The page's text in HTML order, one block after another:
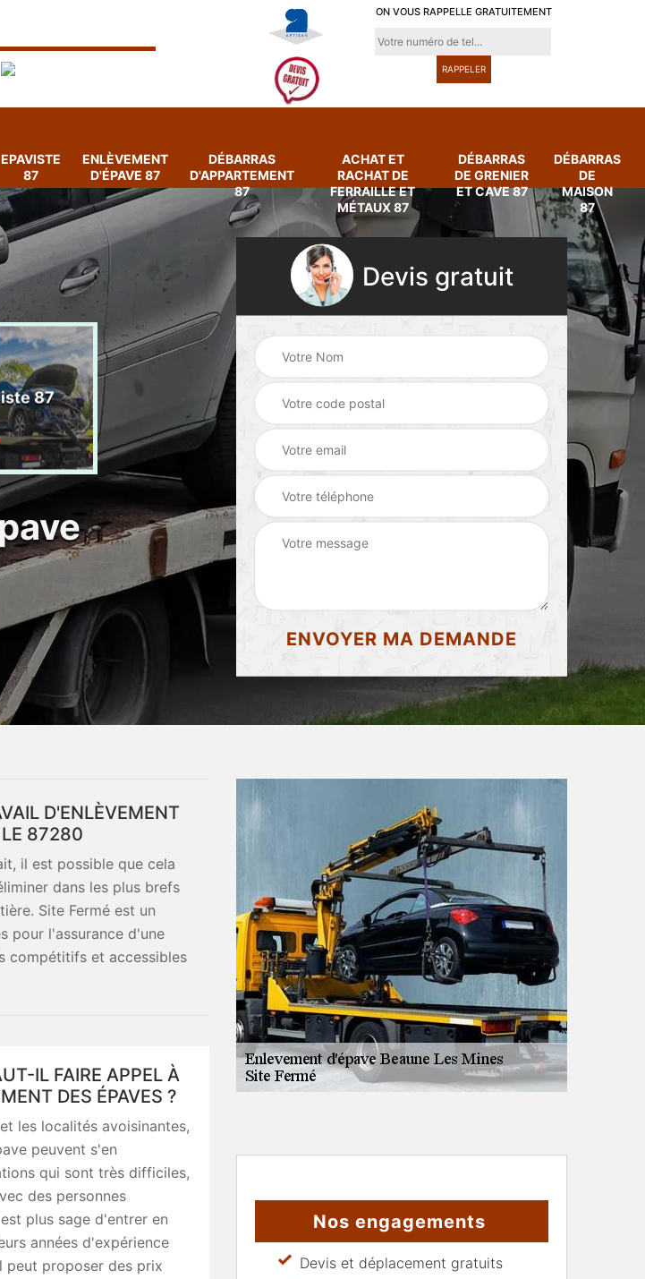
ON VOUS RAPPELLE GRATUITEMENT
EPAVISTE
87
ENLÈVEMENT
D'ÉPAVE 87
DÉBARRAS
D'APPARTEMENT
87
ACHAT ET
RACHAT DE
FERRAILLE ET
MÉTAUX 87
DÉBARRAS
DE GRENIER
ET CAVE 87
DÉBARRAS
DE
MAISON
87
87
Enlèvement
d'épave 87
d'appartement 87
Achat et rachat de
ferraille et métaux
Devis gratuit
D'ENLÈVEMENT
LE 87280
il est possible que cela
dans les plus brefs
Site Fermé est un
pour l'assurance d'une
compétitifs et accessibles
IL FAIRE APPEL À
DES ÉPAVES ?
les localités avoisinantes,
peuvent s'en
qui sont très difficiles,
des personnes
plus sage d'entrer en
années d'expérience
peut proposer des prix
Nos engagements
Devis et déplacement gratuits